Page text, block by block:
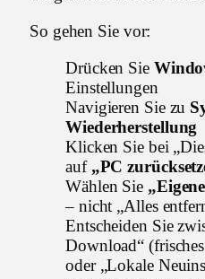
So gehen Sie vor:
Drücken Sie
Einstellungen
Navigieren Sie zu
Wiederherstellung
Klicken Sie bei
auf „PC
Wählen Sie
– nicht „Alles
Entscheiden Sie
Download“
oder „Lokale